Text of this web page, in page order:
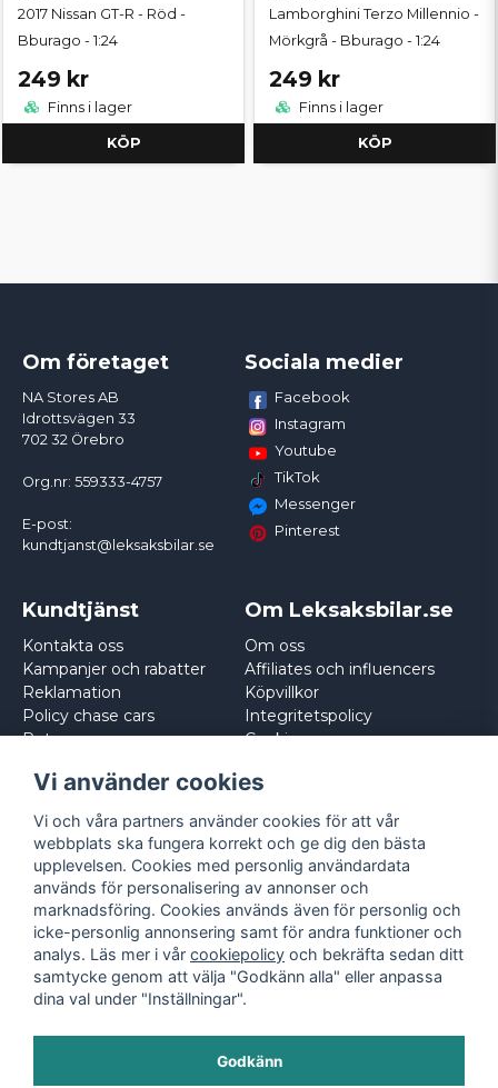
2017 Nissan GT-R - Röd -
Bburago - 1:24
249 kr
Finns i lager
KÖP
Lamborghini Terzo Millennio -
Mörkgrå - Bburago - 1:24
249 kr
Finns i lager
KÖP
Om företaget
NA Stores AB
Idrottsvägen 33
702 32 Örebro
Org.nr: 559333-4757
E-post:
kundtjanst@leksaksbilar.se
Sociala medier
Facebook
Instagram
Youtube
TikTok
Messenger
Pinterest
Kundtjänst
Kontakta oss
Kampanjer och rabatter
Reklamation
Policy chase cars
Returnera
Om Leksaksbilar.se
Om oss
Affiliates och influencers
Köpvillkor
Integritetspolicy
Cookies
Vi använder cookies
Vi och våra partners använder cookies för att vår
webbplats ska fungera korrekt och ge dig den bästa
upplevelsen. Cookies med personlig användardata
används för personalisering av annonser och
marknadsföring. Cookies används även för personlig och
icke-personlig annonsering samt för andra funktioner och
analys. Läs mer i vår cookiepolicy och bekräfta sedan ditt
samtycke genom att välja "Godkänn alla" eller anpassa
dina val under "Inställningar".
Godkänn